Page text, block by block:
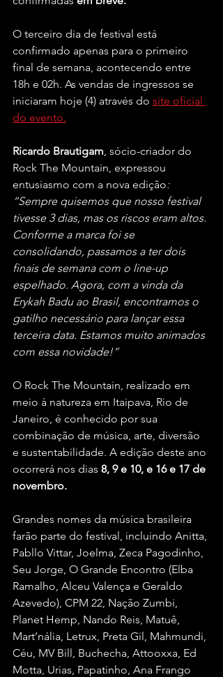
O terceiro dia de festival está
confirmado apenas para o primeiro
final de semana, acontecendo entre
18h e 02h. As vendas de ingressos se
iniciaram hoje (4) através do site oficial
do evento.
Ricardo Brautigam, sócio-criador do
Rock The Mountain, expressou
entusiasmo com a nova edição:
“Sempre quisemos que nosso festival
tivesse 3 dias, mas os riscos eram altos.
Conforme a marca foi se
consolidando, passamos a ter dois
finais de semana com o line-up
espelhado. Agora, com a vinda da
Erykah Badu ao Brasil, encontramos o
gatilho necessário para lançar essa
terceira data. Estamos muito animados
com essa novidade!”
O Rock The Mountain, realizado em
meio à natureza em Itaipava, Rio de
Janeiro, é conhecido por sua
combinação de música, arte, diversão
e sustentabilidade. A edição deste ano
ocorrerá nos dias 8, 9 e 10, e 16 e 17 de
novembro.
Grandes nomes da música brasileira
farão parte do festival, incluindo Anitta,
Pabllo Vittar, Joelma, Zeca Pagodinho,
Seu Jorge, O Grande Encontro (Elba
Ramalho, Alceu Valença e Geraldo
Azevedo), CPM 22, Nação Zumbi,
Planet Hemp, Nando Reis, Matuê,
Mart’nália, Letrux, Preta Gil, Mahmundi,
Céu, MV Bill, Buchecha, Attooxxa, Ed
Motta, Urias, Papatinho, Ana Frango